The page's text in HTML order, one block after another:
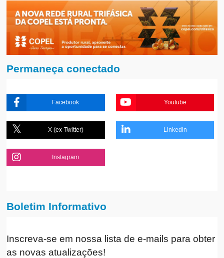
Permaneça conectado
Facebook Youtube
X (ex-Twitter) Linkedin
Instagram
Boletim Informativo
Inscreva-se em nossa lista de e-mails para obter
as novas atualizações!